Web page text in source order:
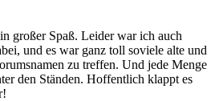
großer Spaß. Leider war ich auch
und es war ganz toll soviele alte und
zu treffen. Und jede Menge
den Ständen. Hoffentlich klappt es